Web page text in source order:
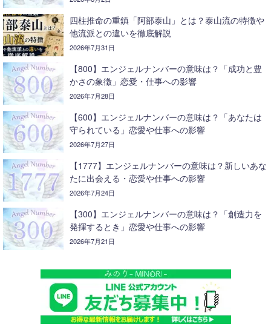
四柱推命の重鎮「阿部泰山」とは？泰山流の特徴や
他流派との違いを徹底解説
2026年7月31日
【800】エンジェルナンバーの意味は？「成功と豊
かさの象徴」恋愛・仕事への影響
2026年7月28日
【600】エンジェルナンバーの意味は？「あなたは
守られている」恋愛や仕事への影響
2026年7月27日
【1777】エンジェルナンバーの意味は？新しいあな
たに出会える・恋愛や仕事への影響
2026年7月24日
【300】エンジェルナンバーの意味は？「創造力を
発揮するとき」恋愛や仕事への影響
2026年7月21日